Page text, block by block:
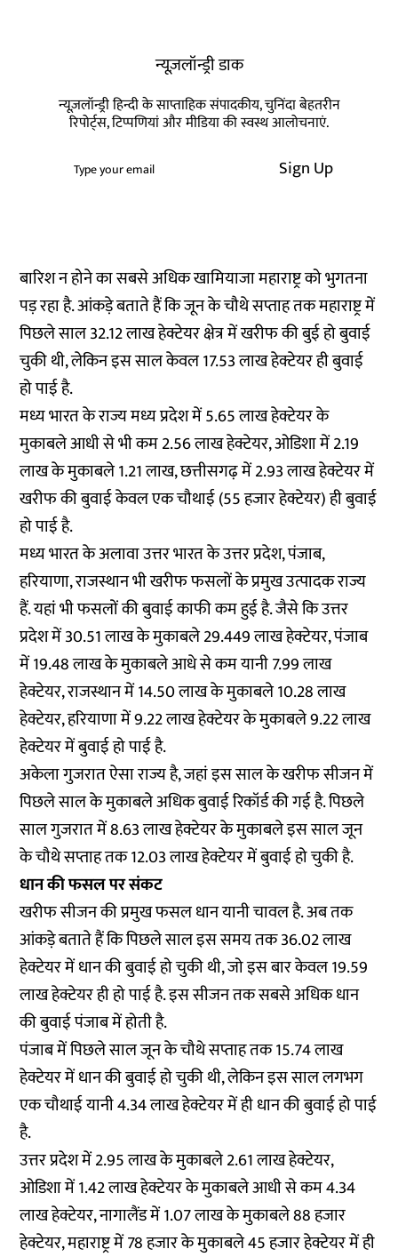
न्यूज़लॉन्ड्री डाक
न्यूज़लॉन्ड्री हिन्दी के साप्ताहिक संपादकीय, चुनिंदा बेहतरीन
रिपोर्ट्स, टिप्पणियां और मीडिया की स्वस्थ आलोचनाएं.
Sign Up
बारिश न होने का सबसे अधिक खामियाजा महाराष्ट्र को भुगतना
पड़ रहा है. आंकड़े बताते हैं कि जून के चौथे सप्ताह तक महाराष्ट्र में
पिछले साल 32.12 लाख हेक्टेयर क्षेत्र में खरीफ की बुई हो बुवाई
चुकी थी, लेकिन इस साल केवल 17.53 लाख हेक्टेयर ही बुवाई
हो पाई है.
मध्य भारत के राज्य मध्य प्रदेश में 5.65 लाख हेक्टेयर के
मुकाबले आधी से भी कम 2.56 लाख हेक्टेयर, ओडिशा में 2.19
लाख के मुकाबले 1.21 लाख, छत्तीसगढ़ में 2.93 लाख हेक्टेयर में
खरीफ की बुवाई केवल एक चौथाई (55 हजार हेक्टेयर) ही बुवाई
हो पाई है.
मध्य भारत के अलावा उत्तर भारत के उत्तर प्रदेश, पंजाब,
हरियाणा, राजस्थान भी खरीफ फसलों के प्रमुख उत्पादक राज्य
हैं. यहां भी फसलों की बुवाई काफी कम हुई है. जैसे कि उत्तर
प्रदेश में 30.51 लाख के मुकाबले 29.449 लाख हेक्टेयर, पंजाब
में 19.48 लाख के मुकाबले आधे से कम यानी 7.99 लाख
हेक्टेयर, राजस्थान में 14.50 लाख के मुकाबले 10.28 लाख
हेक्टेयर, हरियाणा में 9.22 लाख हेक्टेयर के मुकाबले 9.22 लाख
हेक्टेयर में बुवाई हो पाई है.
अकेला गुजरात ऐसा राज्य है, जहां इस साल के खरीफ सीजन में
पिछले साल के मुकाबले अधिक बुवाई रिकॉर्ड की गई है. पिछले
साल गुजरात में 8.63 लाख हेक्टेयर के मुकाबले इस साल जून
के चौथे सप्ताह तक 12.03 लाख हेक्टेयर में बुवाई हो चुकी है.
धान की फसल पर संकट
खरीफ सीजन की प्रमुख फसल धान यानी चावल है. अब तक
आंकड़े बताते हैं कि पिछले साल इस समय तक 36.02 लाख
हेक्टेयर में धान की बुवाई हो चुकी थी, जो इस बार केवल 19.59
लाख हेक्टेयर ही हो पाई है. इस सीजन तक सबसे अधिक धान
की बुवाई पंजाब में होती है.
पंजाब में पिछले साल जून के चौथे सप्ताह तक 15.74 लाख
हेक्टेयर में धान की बुवाई हो चुकी थी, लेकिन इस साल लगभग
एक चौथाई यानी 4.34 लाख हेक्टेयर में ही धान की बुवाई हो पाई
है.
उत्तर प्रदेश में 2.95 लाख के मुकाबले 2.61 लाख हेक्टेयर,
ओडिशा में 1.42 लाख हेक्टेयर के मुकाबले आधी से कम 4.34
लाख हेक्टेयर, नागालैंड में 1.07 लाख के मुकाबले 88 हजार
हेक्टेयर, महाराष्ट्र में 78 हजार के मुकाबले 45 हजार हेक्टेयर में ही